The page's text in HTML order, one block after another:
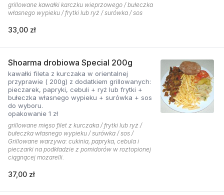
grillowane kawałki karczku wieprzowego / bułeczka
własnego wypieku / frytki lub ryż / surówka / sos
33,00 zł
Shoarma drobiowa Special 200g
kawałki fileta z kurczaka w orientalnej
przyprawie ( 200g) z dodatkiem grillowanych:
pieczarek, papryki, cebuli + ryż lub frytki +
bułeczka własnego wypieku + surówka + sos
do wyboru.
opakowanie 1 zł
grillowane mięso filet z kurczaka / frytki lub ryż /
bułeczka własnego wypieku / surówka / sos /
Grillowane warzywa: cukinia, papryka, cebula i
pieczarki na podkładzie z pomidorów w roztopionej
ciągnącej mozarelli.
37,00 zł